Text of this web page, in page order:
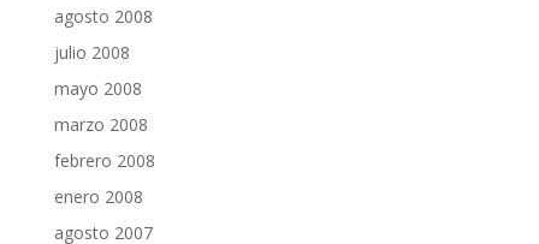
agosto 2008
julio 2008
mayo 2008
marzo 2008
febrero 2008
enero 2008
agosto 2007